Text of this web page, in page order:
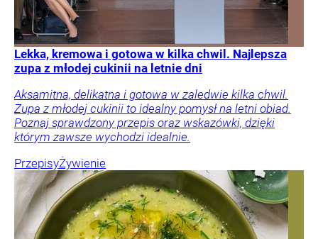
Lekka, kremowa i gotowa w kilka chwil. Najlepsza
zupa z młodej cukinii na letnie dni
Aksamitna, delikatna i gotowa w zaledwie kilka chwil.
Zupa z młodej cukinii to idealny pomysł na letni obiad.
Poznaj sprawdzony przepis oraz wskazówki, dzięki
którym zawsze wychodzi idealnie.
PrzepisyŻywienie